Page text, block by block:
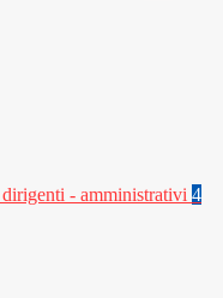
- amministrativi 4